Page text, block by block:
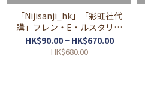
「Nijisanji_hk」「彩虹社代
購」フレン・E・ルスタリオ
誕生日 2026 GOODS
HK$90.00 ~ HK$670.00
HK$680.00